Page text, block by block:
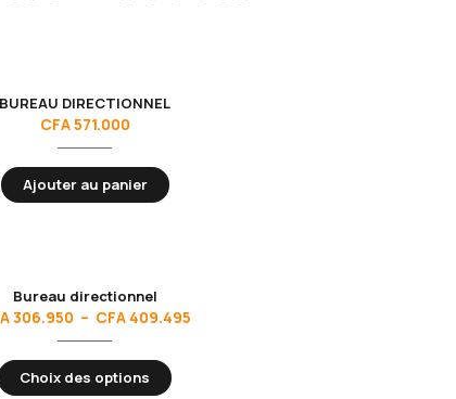
BUREAU DIRECTIONNEL
CFA571.000
Ajouter au panier
Bureau directionnel
306.950 – CFA409.495
Choix des options